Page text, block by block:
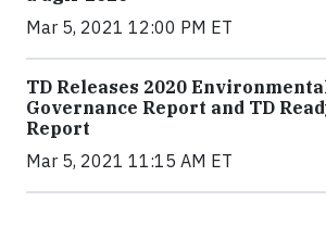
Mar 5, 2021 12:00 PM ET
TD Releases 2020
Governance Report and TD
Report
Mar 5, 2021 11:15 AM ET